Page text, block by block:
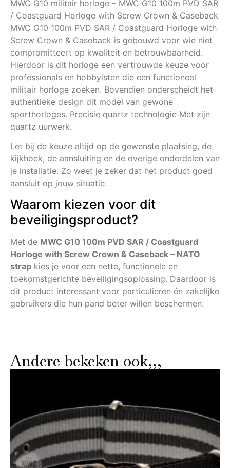
MWC G10 militair horloge – MWC G10 100m PVD SAR
/ Coastguard Horloge with Screw Crown & Caseback
MWC G10 100m PVD SAR / Coastguard Horloge with
Screw Crown & Caseback is gebouwd voor wie niet
compromitteert op kwaliteit en betrouwbaarheid.
Hierdoor is dit horloge een vertrouwde keuze voor
professionals en hobbyisten die een functioneel
militair horloge zoeken. Bovendien onderscheidt het
authentieke design dit model van gewone
sporthorloges. Precisie quartz technologie Met zijn
quartz uurwerk.
Let bij de keuze altijd op de gewenste plaatsing, de
kijkhoek, de aansluiting en de overige onderdelen van
je installatie. Zo weet je zeker dat het product goed
aansluit op jouw situatie.
Waarom kiezen voor dit
beveiligingsproduct?
Met de MWC G10 100m PVD SAR / Coastguard
Horloge with Screw Crown & Caseback – NATO
strap kies je voor een nette, functionele en
toekomstgerichte beveiligingsoplossing. Daardoor is
dit product interessant voor particulieren én zakelijke
gebruikers die hun pand beter willen beschermen.
Andere bekeken ook,,,